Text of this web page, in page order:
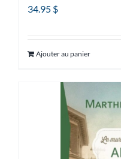
34.95 $
Ajouter au panier